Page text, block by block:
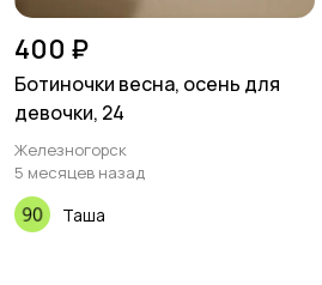
400 ₽
Ботиночки весна, осень для
девочки, 24
Железногорск
5 месяцев назад
Таша